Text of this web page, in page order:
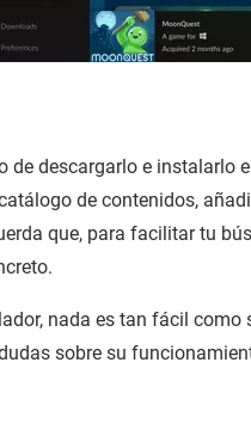
de descargarlo e instalarlo
de contenidos,
que, para facilitar tu
nada es tan fácil
sobre su